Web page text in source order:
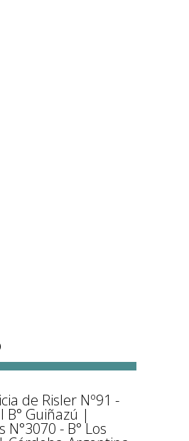
de Risler Nº91 -
B° Guiñazú |
N°3070 - B° Los